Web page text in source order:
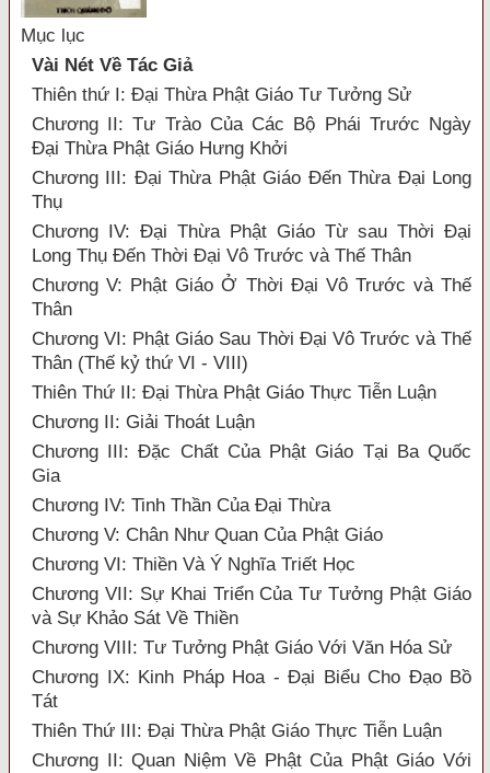
Mục lục
Vài Nét Về Tác Giả
Thiên thứ I: Đại Thừa Phật Giáo Tư Tưởng Sử
Chương II: Tư Trào Của Các Bộ Phái Trước Ngày
Đại Thừa Phật Giáo Hưng Khởi
Chương III: Đại Thừa Phật Giáo Đến Thừa Đại Long
Thụ
Chương IV: Đại Thừa Phật Giáo Từ sau Thời Đại
Long Thụ Đến Thời Đại Vô Trước và Thế Thân
Chương V: Phật Giáo Ở Thời Đại Vô Trước và Thế
Thân
Chương VI: Phật Giáo Sau Thời Đại Vô Trước và Thế
Thân (Thế kỷ thứ VI - VIII)
Thiên Thứ II: Đại Thừa Phật Giáo Thực Tiễn Luận
Chương II: Giải Thoát Luận
Chương III: Đặc Chất Của Phật Giáo Tại Ba Quốc
Gia
Chương IV: Tinh Thần Của Đại Thừa
Chương V: Chân Như Quan Của Phật Giáo
Chương VI: Thiền Và Ý Nghĩa Triết Học
Chương VII: Sự Khai Triển Của Tư Tưởng Phật Giáo
và Sự Khảo Sát Về Thiền
Chương VIII: Tư Tưởng Phật Giáo Với Văn Hóa Sử
Chương IX: Kinh Pháp Hoa - Đại Biểu Cho Đạo Bồ
Tát
Thiên Thứ III: Đại Thừa Phật Giáo Thực Tiễn Luận
Chương II: Quan Niệm Về Phật Của Phật Giáo Với